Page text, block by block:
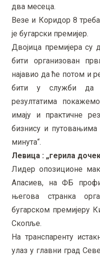
два месеца.
Везе и Коридор 8
је бугарски премијер.
Двојица премијера су
бити организован
најавио да ће потом и
бити у служби да
резултатима
имају и практичне
бизнису и
минута“.
Левица : „герила
Лидер опозиционе
Апасиев, на ФБ
његова странка
бугарском премијеру
Скопље.
На транспаренту
улаз у главни град